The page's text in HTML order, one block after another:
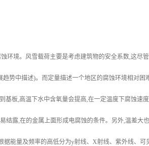
环境。风雪载荷主要是考虑建筑物的安全系数,这尽
势中描述)。而定量描述一个地区的腐蚀环境相对
基板,高温下水中含氧量会提高,在一定温度下腐蚀速
结露,在的金属上面形成电腐蚀的条件。另外,温差大
能量及频率的高低分为y射线、X射线、紫外线、